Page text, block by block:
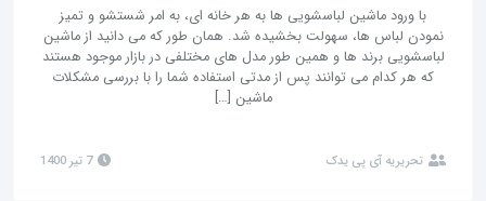
با ورود ماشین لباسشویی ها به هر خانه ای، به امر شستشو و تمیز
نمودن لباس ها، سهولت بخشیده شد. همان طور که می دانید از ماشین
لباسشویی برند ها و همین طور مدل های مختلفی در بازار موجود هستند
که هر کدام می توانند پس از مدتی استفاده شما را با بررسی مشکلات
ماشین […]
تحریریه آی پی یدک 7 تیر 1400